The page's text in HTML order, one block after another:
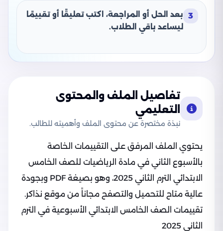
3
بعد الحل أو المراجعة، اكتب تعليقًا أو تقييمًا
ليساعد باقي الطلاب.
تفاصيل الملف والمحتوى
التعليمي
نبذة مختصرة عن محتوى الملف وأهميته للطالب.
يحتوي الملف المرفق على التقييمات الخاصة
بالأسبوع الثاني في مادة الرياضيات للصف الخامس
الابتدائي الترم الثاني 2025، وهو بصيغة PDF وبجودة
عالية متاح للتحميل والتصفح مجاناً من موقع نذاكر.
تقييمات الصف الخامس الابتدائي الأسبوعية في الترم
الثاني 2025